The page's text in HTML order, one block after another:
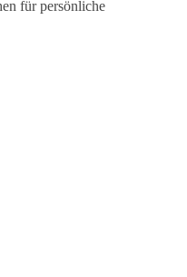
für persönliche